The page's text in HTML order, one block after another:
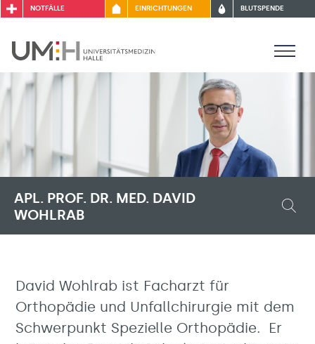
NOTFÄLLE EINRICHTUNGEN BLUTSPENDE
APL. PROF. DR. MED. DAVID
WOHLRAB
David Wohlrab ist Facharzt für
Orthopädie und Unfallchirurgie mit dem
Schwerpunkt Spezielle Orthopädie. Er